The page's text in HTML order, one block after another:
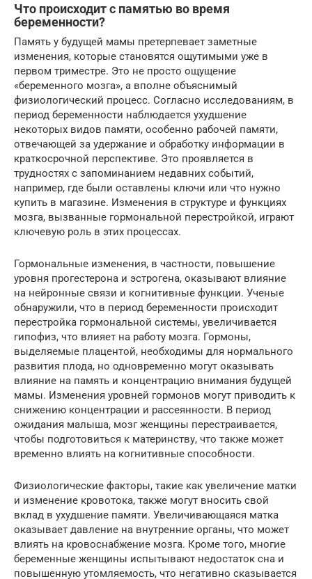
Что происходит с памятью во время
беременности?
Память у будущей мамы претерпевает заметные
изменения, которые становятся ощутимыми уже в
первом триместре. Это не просто ощущение
«беременного мозга», а вполне объяснимый
физиологический процесс. Согласно исследованиям, в
период беременности наблюдается ухудшение
некоторых видов памяти, особенно рабочей памяти,
отвечающей за удержание и обработку информации в
краткосрочной перспективе. Это проявляется в
трудностях с запоминанием недавних событий,
например, где были оставлены ключи или что нужно
купить в магазине. Изменения в структуре и функциях
мозга, вызванные гормональной перестройкой, играют
ключевую роль в этих процессах.
Гормональные изменения, в частности, повышение
уровня прогестерона и эстрогена, оказывают влияние
на нейронные связи и когнитивные функции. Ученые
обнаружили, что в период беременности происходит
перестройка гормональной системы, увеличивается
гипофиз, что влияет на работу мозга. Гормоны,
выделяемые плацентой, необходимы для нормального
развития плода, но одновременно могут оказывать
влияние на память и концентрацию внимания будущей
мамы. Изменения уровней гормонов могут приводить к
снижению концентрации и рассеянности. В период
ожидания малыша, мозг женщины перестраивается,
чтобы подготовиться к материнству, что также может
временно влиять на когнитивные способности.
Физиологические факторы, такие как увеличение матки
и изменение кровотока, также могут вносить свой
вклад в ухудшение памяти. Увеличивающаяся матка
оказывает давление на внутренние органы, что может
влиять на кровоснабжение мозга. Кроме того, многие
беременные женщины испытывают недостаток сна и
повышенную утомляемость, что негативно сказывается